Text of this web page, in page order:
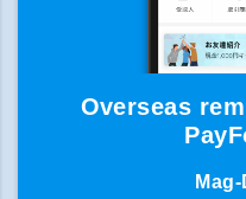
Overseas